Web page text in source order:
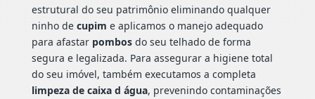
estrutural do seu patrimônio eliminando qualquer
ninho de cupim e aplicamos o manejo adequado
para afastar pombosdo seu telhado de forma
segura e legalizada. Para assegurar a higiene total
do seu imóvel, também executamos a completa
limpeza de caixa d água, prevenindo contaminações